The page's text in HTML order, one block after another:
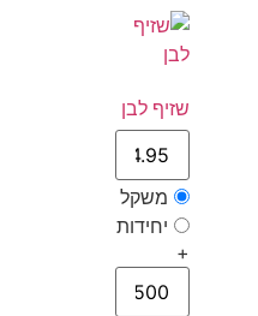
שזיף לבן
משקל
יחידות
+